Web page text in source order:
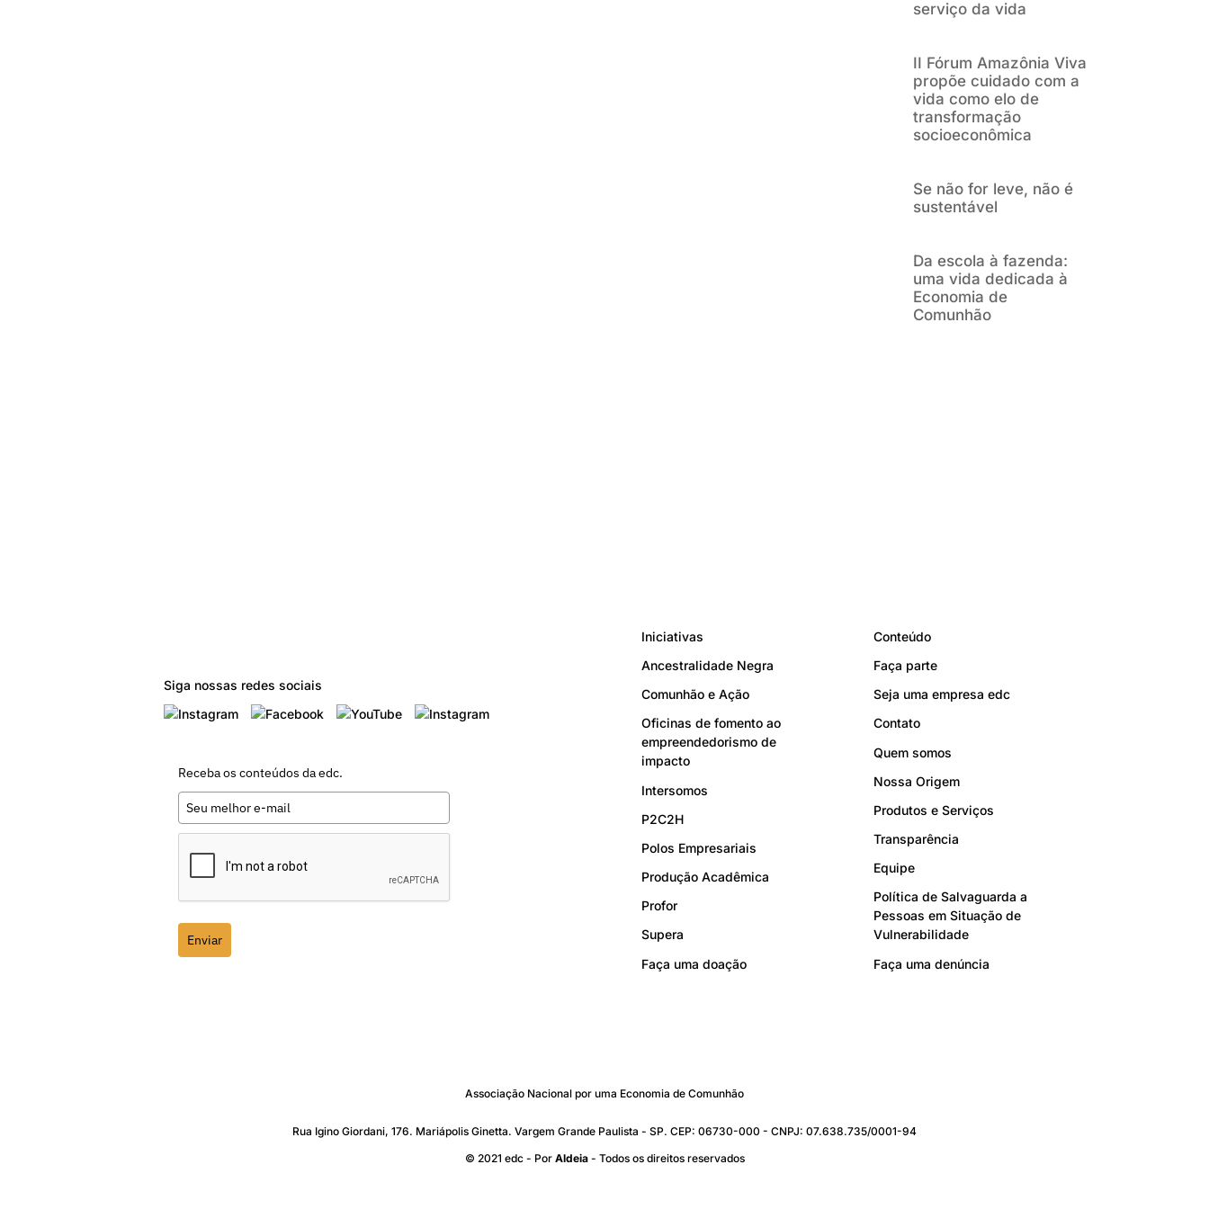
serviço da vida
II Fórum Amazônia Viva
propõe cuidado com a
vida como elo de
transformação
socioeconômica
Se não for leve, não é
sustentável
Da escola à fazenda:
uma vida dedicada à
Economia de
Comunhão
Siga nossas redes sociais
Receba os conteúdos da edc.
Enviar
Iniciativas
Ancestralidade Negra
Comunhão e Ação
Oficinas de fomento ao
empreendedorismo de
impacto
Intersomos
P2C2H
Polos Empresariais
Produção Acadêmica
Profor
Supera
Faça uma doação
Conteúdo
Faça parte
Seja uma empresa edc
Contato
Quem somos
Nossa Origem
Produtos e Serviços
Transparência
Equipe
Política de Salvaguarda a
Pessoas em Situação de
Vulnerabilidade
Faça uma denúncia
Associação Nacional por uma Economia de Comunhão
Rua Igino Giordani, 176. Mariápolis Ginetta. Vargem Grande Paulista - SP. CEP: 06730-000 - CNPJ: 07.638.735/0001-94
© 2021 edc - Por Aldeia- Todos os direitos reservados